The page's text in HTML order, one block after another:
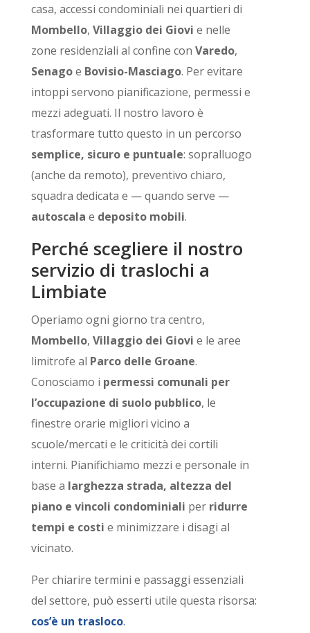
casa, accessi condominiali nei quartieri di
Mombello, Villaggio dei Giovi e nelle
zone residenziali al confine con Varedo,
Senagoe Bovisio-Masciago. Per evitare
intoppi servono pianificazione, permessi e
mezzi adeguati. Il nostro lavoro è
trasformare tutto questo in un percorso
semplice, sicuro e puntuale: sopralluogo
(anche da remoto), preventivo chiaro,
squadra dedicata e — quando serve —
autoscala e deposito mobili.
Perché scegliere il nostro
servizio di traslochi a
Limbiate
Operiamo ogni giorno tra centro,
Mombello, Villaggio dei Giovi e le aree
limitrofe al Parco delle Groane.
Conosciamo i permessi comunali per
l’occupazione di suolo pubblico, le
finestre orarie migliori vicino a
scuole/mercati e le criticità dei cortili
interni. Pianifichiamo mezzi e personale in
base a larghezza strada, altezza del
piano e vincoli condominiali per ridurre
tempi e costi e minimizzare i disagi al
vicinato.
Per chiarire termini e passaggi essenziali
del settore, può esserti utile questa risorsa:
cos’è un trasloco.